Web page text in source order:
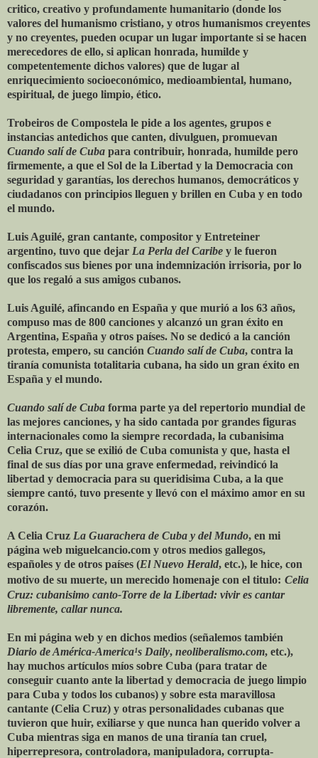
critico, creativo y profundamente humanitario (donde los
valores del humanismo cristiano, y otros humanismos creyentes
y no creyentes, pueden ocupar un lugar importante si se hacen
merecedores de ello, si aplican honrada, humilde y
competentemente dichos valores) que de lugar al
enriquecimiento socioeconómico, medioambiental, humano,
espiritual, de juego limpio, ético.
Trobeiros de Compostela le pide a los agentes, grupos e
instancias antedichos que canten, divulguen, promuevan
Cuando salí de Cuba para contribuir, honrada, humilde pero
firmemente, a que el Sol de la Libertad y la Democracia con
seguridad y garantías, los derechos humanos, democráticos y
ciudadanos con principios lleguen y brillen en Cuba y en todo
el mundo.
Luis Aguilé, gran cantante, compositor y Entreteiner
argentino, tuvo que dejar La Perla del Caribe y le fueron
confiscados sus bienes por una indemnización irrisoria, por lo
que los regaló a sus amigos cubanos.
Luis Aguilé, afincando en España y que murió a los 63 años,
compuso mas de 800 canciones y alcanzó un gran éxito en
Argentina, España y otros países. No se dedicó a la canción
protesta, empero, su canción Cuando salí de Cuba, contra la
tiranía comunista totalitaria cubana, ha sido un gran éxito en
España y el mundo.
Cuando salí de Cuba forma parte ya del repertorio mundial de
las mejores canciones, y ha sido cantada por grandes figuras
internacionales como la siempre recordada, la cubanisima
Celia Cruz, que se exilió de Cuba comunista y que, hasta el
final de sus días por una grave enfermedad, reivindicó la
libertad y democracia para su queridisima Cuba, a la que
siempre cantó, tuvo presente y llevó con el máximo amor en su
corazón.
A Celia Cruz La Guarachera de Cuba y del Mundo, en mi
página web miguelcancio.com y otros medios gallegos,
españoles y de otros países (El Nuevo Herald, etc.), le hice, con
motivo de su muerte, un merecido homenaje con el titulo: Celia
Cruz: cubanisimo canto-Torre de la Libertad: vivir es cantar
libremente, callar nunca.
En mi página web y en dichos medios (señalemos también
Diario de América-America¹s Daily, neoliberalismo.com, etc.),
hay muchos artículos míos sobre Cuba (para tratar de
conseguir cuanto ante la libertad y democracia de juego limpio
para Cuba y todos los cubanos) y sobre esta maravillosa
cantante (Celia Cruz) y otras personalidades cubanas que
tuvieron que huir, exiliarse y que nunca han querido volver a
Cuba mientras siga en manos de una tiranía tan cruel,
hiperrepresora, controladora, manipuladora, corrupta-